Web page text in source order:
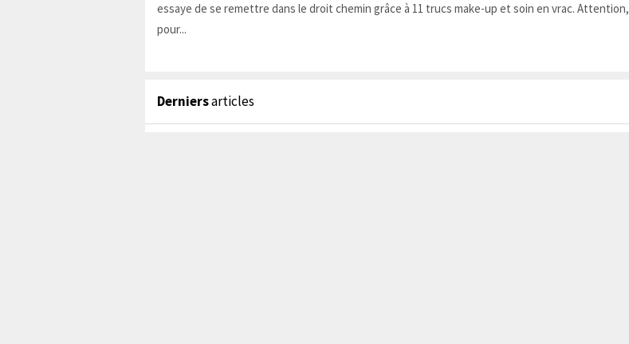
essaye de se remettre dans le droit chemin grâce à 11 trucs make-up et soin en vrac. Attention,
pour...
Derniersarticles